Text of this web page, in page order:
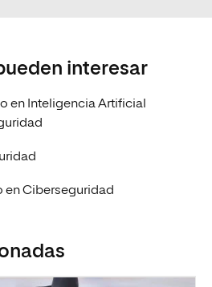
interesar
en Inteligencia Artificial
en Ciberseguridad